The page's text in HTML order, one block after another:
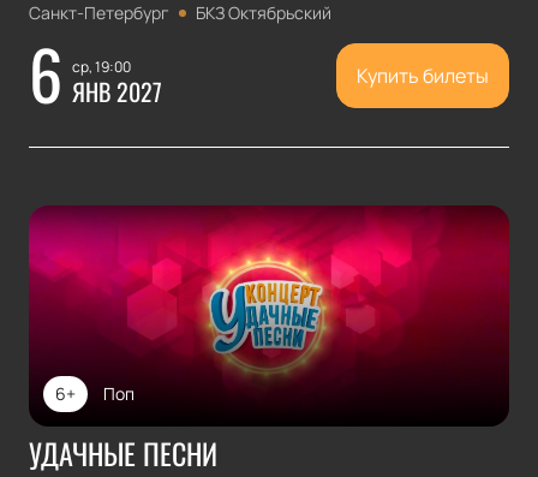
Санкт-Петербург БКЗ Октябрьский
6 ср, 19:00
ЯНВ 2027 Купить билеты
Поп
6+
УДАЧНЫЕ ПЕСНИ